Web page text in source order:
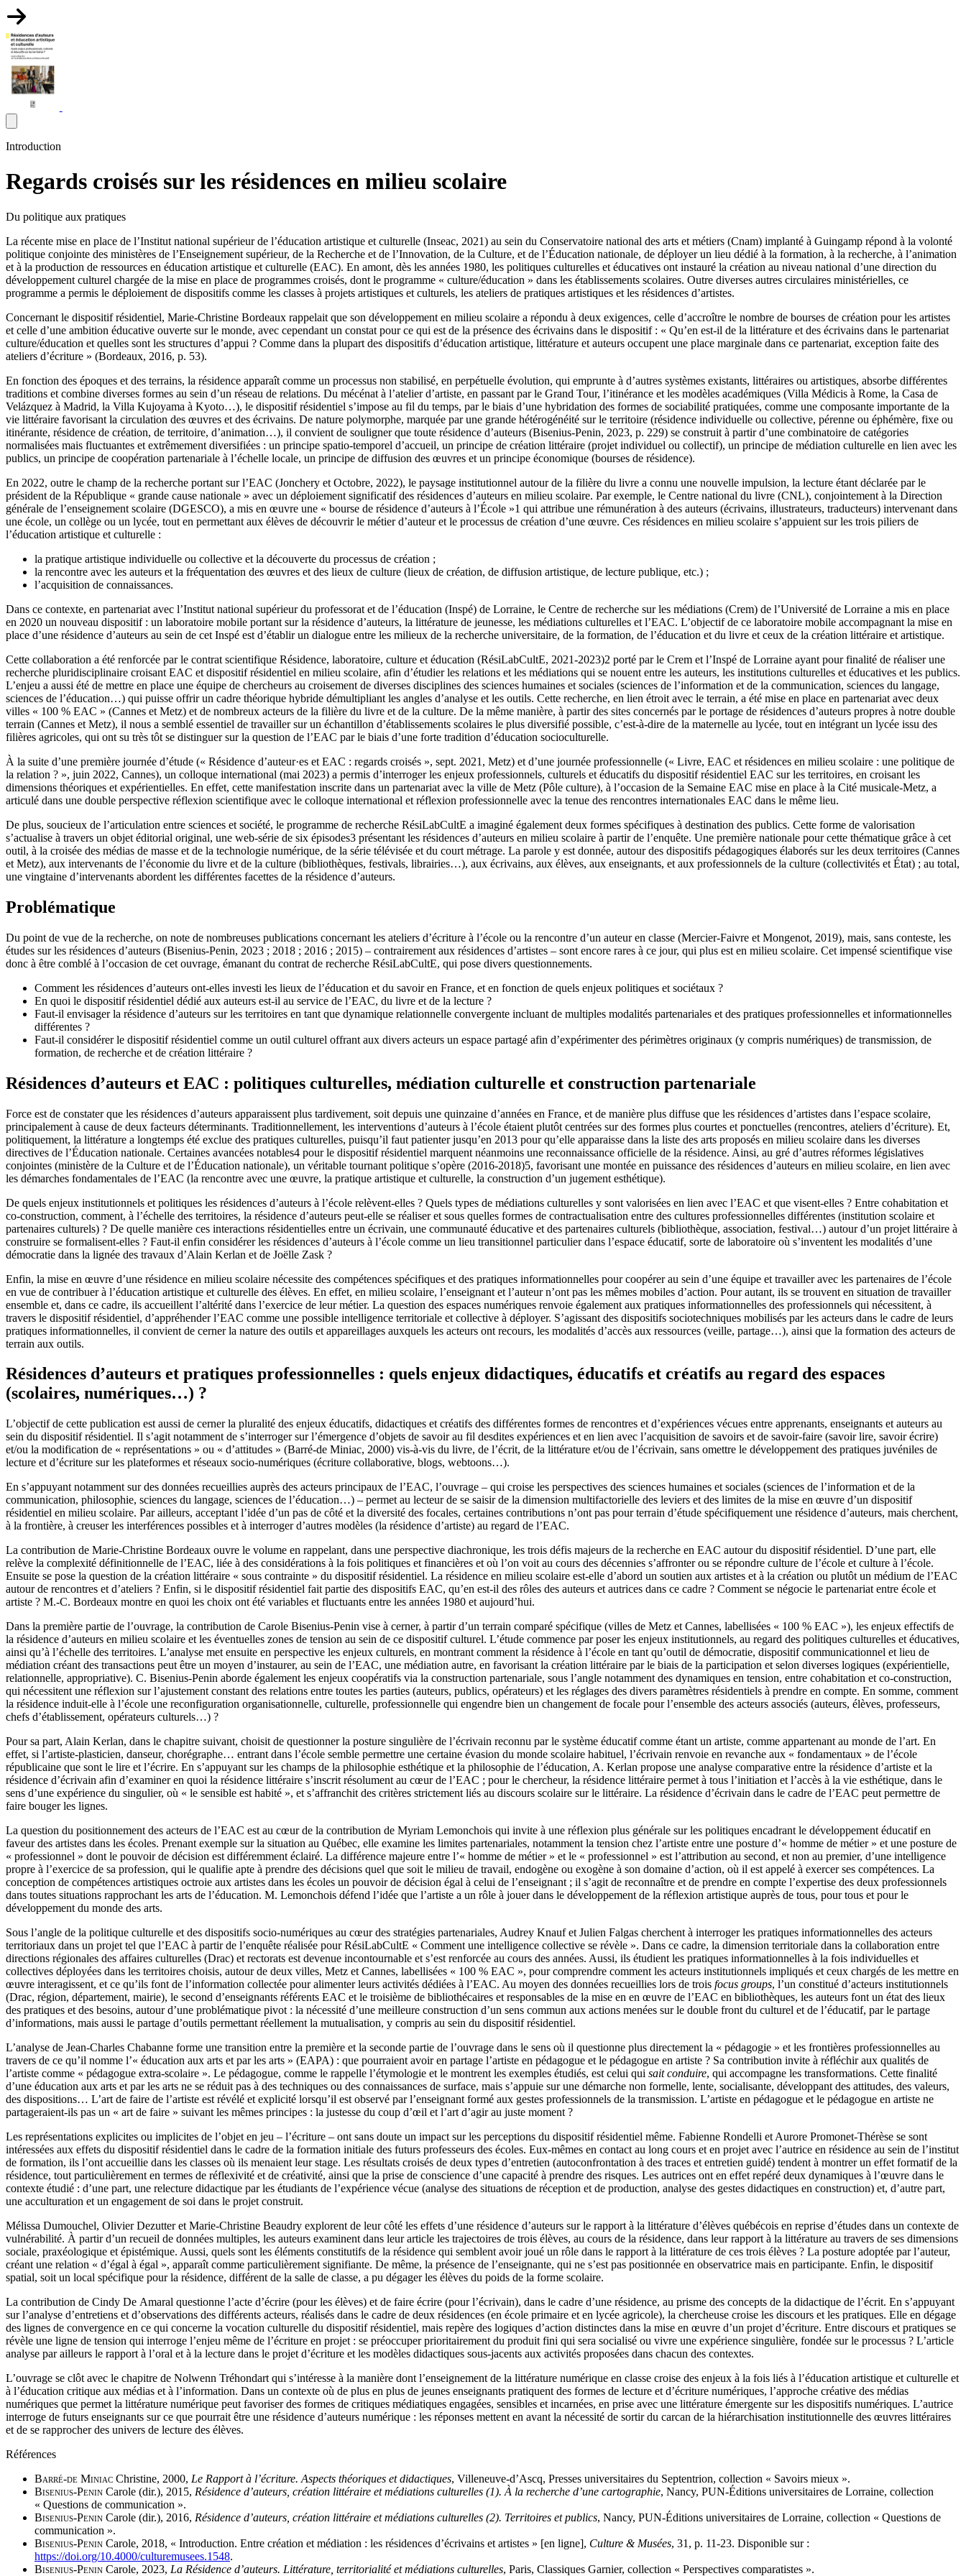
Introduction
Regards croisés sur les résidences en milieu scolaire
Du politique aux pratiques
La récente mise en place de l’Institut national supérieur de l’éducation artistique et culturelle (Inseac, 2021) au sein du Conservatoire national des arts et métiers (Cnam) implanté à Guingamp répond à la volonté
politique conjointe des ministères de l’Enseignement supérieur, de la Recherche et de l’Innovation, de la Culture, et de l’Éducation nationale, de déployer un lieu dédié à la formation, à la recherche, à l’animation
et à la production de ressources en éducation artistique et culturelle (EAC). En amont, dès les années 1980, les politiques culturelles et éducatives ont instauré la création au niveau national d’une direction du
développement culturel chargée de la mise en place de programmes croisés, dont le programme « culture/éducation » dans les établissements scolaires. Outre diverses autres circulaires ministérielles, ce
programme a permis le déploiement de dispositifs comme les classes à projets artistiques et culturels, les ateliers de pratiques artistiques et les résidences d’artistes.
Concernant le dispositif résidentiel, Marie-Christine Bordeaux rappelait que son développement en milieu scolaire a répondu à deux exigences, celle d’accroître le nombre de bourses de création pour les artistes
et celle d’une ambition éducative ouverte sur le monde, avec cependant un constat pour ce qui est de la présence des écrivains dans le dispositif : « Qu’en est-il de la littérature et des écrivains dans le partenariat
culture/éducation et quelles sont les structures d’appui ? Comme dans la plupart des dispositifs d’éducation artistique, littérature et auteurs occupent une place marginale dans ce partenariat, exception faite des
ateliers d’écriture » (Bordeaux, 2016, p. 53).
En fonction des époques et des terrains, la résidence apparaît comme un processus non stabilisé, en perpétuelle évolution, qui emprunte à d’autres systèmes existants, littéraires ou artistiques, absorbe différentes
traditions et combine diverses formes au sein d’un réseau de relations. Du mécénat à l’atelier d’artiste, en passant par le Grand Tour, l’itinérance et les modèles académiques (Villa Médicis à Rome, la Casa de
Velázquez à Madrid, la Villa Kujoyama à Kyoto…), le dispositif résidentiel s’impose au fil du temps, par le biais d’une hybridation des formes de sociabilité pratiquées, comme une composante importante de la
vie littéraire favorisant la circulation des œuvres et des écrivains. De nature polymorphe, marquée par une grande hétérogénéité sur le territoire (résidence individuelle ou collective, pérenne ou éphémère, fixe ou
itinérante, résidence de création, de territoire, d’animation…), il convient de souligner que toute résidence d’auteurs (Bisenius-Penin, 2023, p. 229) se construit à partir d’une combinatoire de catégories
normalisées mais fluctuantes et extrêmement diversifiées : un principe spatio-temporel d’accueil, un principe de création littéraire (projet individuel ou collectif), un principe de médiation culturelle en lien avec les
publics, un principe de coopération partenariale à l’échelle locale, un principe de diffusion des œuvres et un principe économique (bourses de résidence).
En 2022, outre le champ de la recherche portant sur l’EAC (Jonchery et Octobre, 2022), le paysage institutionnel autour de la filière du livre a connu une nouvelle impulsion, la lecture étant déclarée par le
président de la République « grande cause nationale » avec un déploiement significatif des résidences d’auteurs en milieu scolaire. Par exemple, le Centre national du livre (CNL), conjointement à la Direction
générale de l’enseignement scolaire (DGESCO), a mis en œuvre une « bourse de résidence d’auteurs à l’École »1 qui attribue une rémunération à des auteurs (écrivains, illustrateurs, traducteurs) intervenant dans
une école, un collège ou un lycée, tout en permettant aux élèves de découvrir le métier d’auteur et le processus de création d’une œuvre. Ces résidences en milieu scolaire s’appuient sur les trois piliers de
l’éducation artistique et culturelle :
la pratique artistique individuelle ou collective et la découverte du processus de création ;
la rencontre avec les auteurs et la fréquentation des œuvres et des lieux de culture (lieux de création, de diffusion artistique, de lecture publique, etc.) ;
l’acquisition de connaissances.
Dans ce contexte, en partenariat avec l’Institut national supérieur du professorat et de l’éducation (Inspé) de Lorraine, le Centre de recherche sur les médiations (Crem) de l’Université de Lorraine a mis en place
en 2020 un nouveau dispositif : un laboratoire mobile portant sur la résidence d’auteurs, la littérature de jeunesse, les médiations culturelles et l’EAC. L’objectif de ce laboratoire mobile accompagnant la mise en
place d’une résidence d’auteurs au sein de cet Inspé est d’établir un dialogue entre les milieux de la recherche universitaire, de la formation, de l’éducation et du livre et ceux de la création littéraire et artistique.
Cette collaboration a été renforcée par le contrat scientifique Résidence, laboratoire, culture et éducation (RésiLabCultE, 2021-2023)2 porté par le Crem et l’Inspé de Lorraine ayant pour finalité de réaliser une
recherche pluridisciplinaire croisant EAC et dispositif résidentiel en milieu scolaire, afin d’étudier les relations et les médiations qui se nouent entre les auteurs, les institutions culturelles et éducatives et les publics.
L’enjeu a aussi été de mettre en place une équipe de chercheurs au croisement de diverses disciplines des sciences humaines et sociales (sciences de l’information et de la communication, sciences du langage,
sciences de l’éducation…) qui puisse offrir un cadre théorique hybride démultipliant les angles d’analyse et les outils. Cette recherche, en lien étroit avec le terrain, a été mise en place en partenariat avec deux
villes « 100 % EAC » (Cannes et Metz) et de nombreux acteurs de la filière du livre et de la culture. De la même manière, à partir des sites concernés par le portage de résidences d’auteurs propres à notre double
terrain (Cannes et Metz), il nous a semblé essentiel de travailler sur un échantillon d’établissements scolaires le plus diversifié possible, c’est-à-dire de la maternelle au lycée, tout en intégrant un lycée issu des
filières agricoles, qui ont su très tôt se distinguer sur la question de l’EAC par le biais d’une forte tradition d’éducation socioculturelle.
À la suite d’une première journée d’étude (« Résidence d’auteur·es et EAC : regards croisés », sept. 2021, Metz) et d’une journée professionnelle (« Livre, EAC et résidences en milieu scolaire : une politique de
la relation ? », juin 2022, Cannes), un colloque international (mai 2023) a permis d’interroger les enjeux professionnels, culturels et éducatifs du dispositif résidentiel EAC sur les territoires, en croisant les
dimensions théoriques et expérientielles. En effet, cette manifestation inscrite dans un partenariat avec la ville de Metz (Pôle culture), à l’occasion de la Semaine EAC mise en place à la Cité musicale-Metz, a
articulé dans une double perspective réflexion scientifique avec le colloque international et réflexion professionnelle avec la tenue des rencontres internationales EAC dans le même lieu.
De plus, soucieux de l’articulation entre sciences et société, le programme de recherche RésiLabCultE a imaginé également deux formes spécifiques à destination des publics. Cette forme de valorisation
s’actualise à travers un objet éditorial original, une web-série de six épisodes3 présentant les résidences d’auteurs en milieu scolaire à partir de l’enquête. Une première nationale pour cette thématique grâce à cet
outil, à la croisée des médias de masse et de la technologie numérique, de la série télévisée et du court métrage. La parole y est donnée, autour des dispositifs pédagogiques élaborés sur les deux territoires (Cannes
et Metz), aux intervenants de l’économie du livre et de la culture (bibliothèques, festivals, librairies…), aux écrivains, aux élèves, aux enseignants, et aux professionnels de la culture (collectivités et État) ; au total,
une vingtaine d’intervenants abordent les différentes facettes de la résidence d’auteurs.
Problématique
Du point de vue de la recherche, on note de nombreuses publications concernant les ateliers d’écriture à l’école ou la rencontre d’un auteur en classe (Mercier-Faivre et Mongenot, 2019), mais, sans conteste, les
études sur les résidences d’auteurs (Bisenius-Penin, 2023 ; 2018 ; 2016 ; 2015) – contrairement aux résidences d’artistes – sont encore rares à ce jour, qui plus est en milieu scolaire. Cet impensé scientifique vise
donc à être comblé à l’occasion de cet ouvrage, émanant du contrat de recherche RésiLabCultE, qui pose divers questionnements.
Comment les résidences d’auteurs ont-elles investi les lieux de l’éducation et du savoir en France, et en fonction de quels enjeux politiques et sociétaux ?
En quoi le dispositif résidentiel dédié aux auteurs est-il au service de l’EAC, du livre et de la lecture ?
Faut-il envisager la résidence d’auteurs sur les territoires en tant que dynamique relationnelle convergente incluant de multiples modalités partenariales et des pratiques professionnelles et informationnelles
différentes ?
Faut-il considérer le dispositif résidentiel comme un outil culturel offrant aux divers acteurs un espace partagé afin d’expérimenter des périmètres originaux (y compris numériques) de transmission, de
formation, de recherche et de création littéraire ?
Résidences d’auteurs et EAC : politiques culturelles, médiation culturelle et construction partenariale
Force est de constater que les résidences d’auteurs apparaissent plus tardivement, soit depuis une quinzaine d’années en France, et de manière plus diffuse que les résidences d’artistes dans l’espace scolaire,
principalement à cause de deux facteurs déterminants. Traditionnellement, les interventions d’auteurs à l’école étaient plutôt centrées sur des formes plus courtes et ponctuelles (rencontres, ateliers d’écriture). Et,
politiquement, la littérature a longtemps été exclue des pratiques culturelles, puisqu’il faut patienter jusqu’en 2013 pour qu’elle apparaisse dans la liste des arts proposés en milieu scolaire dans les diverses
directives de l’Éducation nationale. Certaines avancées notables4 pour le dispositif résidentiel marquent néanmoins une reconnaissance officielle de la résidence. Ainsi, au gré d’autres réformes législatives
conjointes (ministère de la Culture et de l’Éducation nationale), un véritable tournant politique s’opère (2016‑2018)5, favorisant une montée en puissance des résidences d’auteurs en milieu scolaire, en lien avec
les démarches fondamentales de l’EAC (la rencontre avec une œuvre, la pratique artistique et culturelle, la construction d’un jugement esthétique).
De quels enjeux institutionnels et politiques les résidences d’auteurs à l’école relèvent-elles ? Quels types de médiations culturelles y sont valorisées en lien avec l’EAC et que visent-elles ? Entre cohabitation et
co-construction, comment, à l’échelle des territoires, la résidence d’auteurs peut-elle se réaliser et sous quelles formes de contractualisation entre des cultures professionnelles différentes (institution scolaire et
partenaires culturels) ? De quelle manière ces interactions résidentielles entre un écrivain, une communauté éducative et des partenaires culturels (bibliothèque, association, festival…) autour d’un projet littéraire à
construire se formalisent-elles ? Faut-il enfin considérer les résidences d’auteurs à l’école comme un lieu transitionnel particulier dans l’espace éducatif, sorte de laboratoire où s’inventent les modalités d’une
démocratie dans la lignée des travaux d’Alain Kerlan et de Joëlle Zask ?
Enfin, la mise en œuvre d’une résidence en milieu scolaire nécessite des compétences spécifiques et des pratiques informationnelles pour coopérer au sein d’une équipe et travailler avec les partenaires de l’école
en vue de contribuer à l’éducation artistique et culturelle des élèves. En effet, en milieu scolaire, l’enseignant et l’auteur n’ont pas les mêmes mobiles d’action. Pour autant, ils se trouvent en situation de travailler
ensemble et, dans ce cadre, ils accueillent l’altérité dans l’exercice de leur métier. La question des espaces numériques renvoie également aux pratiques informationnelles des professionnels qui nécessitent, à
travers le dispositif résidentiel, d’appréhender l’EAC comme une possible intelligence territoriale et collective à déployer. S’agissant des dispositifs sociotechniques mobilisés par les acteurs dans le cadre de leurs
pratiques informationnelles, il convient de cerner la nature des outils et appareillages auxquels les acteurs ont recours, les modalités d’accès aux ressources (veille, partage…), ainsi que la formation des acteurs de
terrain aux outils.
Résidences d’auteurs et pratiques professionnelles : quels enjeux didactiques, éducatifs et créatifs au regard des espaces
(scolaires, numériques…) ?
L’objectif de cette publication est aussi de cerner la pluralité des enjeux éducatifs, didactiques et créatifs des différentes formes de rencontres et d’expériences vécues entre apprenants, enseignants et auteurs au
sein du dispositif résidentiel. Il s’agit notamment de s’interroger sur l’émergence d’objets de savoir au fil desdites expériences et en lien avec l’acquisition de savoirs et de savoir-faire (savoir lire, savoir écrire)
et/ou la modification de « représentations » ou « d’attitudes » (Barré-de Miniac, 2000) vis-à-vis du livre, de l’écrit, de la littérature et/ou de l’écrivain, sans omettre le développement des pratiques juvéniles de
lecture et d’écriture sur les plateformes et réseaux socio-numériques (écriture collaborative, blogs, webtoons…).
En s’appuyant notamment sur des données recueillies auprès des acteurs principaux de l’EAC, l’ouvrage – qui croise les perspectives des sciences humaines et sociales (sciences de l’information et de la
communication, philosophie, sciences du langage, sciences de l’éducation…) – permet au lecteur de se saisir de la dimension multifactorielle des leviers et des limites de la mise en œuvre d’un dispositif
résidentiel en milieu scolaire. Par ailleurs, acceptant l’idée d’un pas de côté et la diversité des focales, certaines contributions n’ont pas pour terrain d’étude spécifiquement une résidence d’auteurs, mais cherchent,
à la frontière, à creuser les interférences possibles et à interroger d’autres modèles (la résidence d’artiste) au regard de l’EAC.
La contribution de Marie-Christine Bordeaux ouvre le volume en rappelant, dans une perspective diachronique, les trois défis majeurs de la recherche en EAC autour du dispositif résidentiel. D’une part, elle
relève la complexité définitionnelle de l’EAC, liée à des considérations à la fois politiques et financières et où l’on voit au cours des décennies s’affronter ou se répondre culture de l’école et culture à l’école.
Ensuite se pose la question de la création littéraire « sous contrainte » du dispositif résidentiel. La résidence en milieu scolaire est-elle d’abord un soutien aux artistes et à la création ou plutôt un médium de l’EAC
autour de rencontres et d’ateliers ? Enfin, si le dispositif résidentiel fait partie des dispositifs EAC, qu’en est-il des rôles des auteurs et autrices dans ce cadre ? Comment se négocie le partenariat entre école et
artiste ? M.‑C. Bordeaux montre en quoi les choix ont été variables et fluctuants entre les années 1980 et aujourd’hui.
Dans la première partie de l’ouvrage, la contribution de Carole Bisenius-Penin vise à cerner, à partir d’un terrain comparé spécifique (villes de Metz et Cannes, labellisées « 100 % EAC »), les enjeux effectifs de
la résidence d’auteurs en milieu scolaire et les éventuelles zones de tension au sein de ce dispositif culturel. L’étude commence par poser les enjeux institutionnels, au regard des politiques culturelles et éducatives,
ainsi qu’à l’échelle des territoires. L’analyse met ensuite en perspective les enjeux culturels, en montrant comment la résidence à l’école en tant qu’outil de démocratie, dispositif communicationnel et lieu de
médiation créant des transactions peut être un moyen d’instaurer, au sein de l’EAC, une médiation autre, en favorisant la création littéraire par le biais de la participation et selon diverses logiques (expérientielle,
relationnelle, appropriative). C. Bisenius-Penin aborde également les enjeux coopératifs via la construction partenariale, sous l’angle notamment des dynamiques en tension, entre cohabitation et co-construction,
qui nécessitent une réflexion sur l’ajustement constant des relations entre toutes les parties (auteurs, publics, opérateurs) et les réglages des divers paramètres résidentiels à prendre en compte. En somme, comment
la résidence induit-elle à l’école une reconfiguration organisationnelle, culturelle, professionnelle qui engendre bien un changement de focale pour l’ensemble des acteurs associés (auteurs, élèves, professeurs,
chefs d’établissement, opérateurs culturels…) ?
Pour sa part, Alain Kerlan, dans le chapitre suivant, choisit de questionner la posture singulière de l’écrivain reconnu par le système éducatif comme étant un artiste, comme appartenant au monde de l’art. En
effet, si l’artiste-plasticien, danseur, chorégraphe… entrant dans l’école semble permettre une certaine évasion du monde scolaire habituel, l’écrivain renvoie en revanche aux « fondamentaux » de l’école
républicaine que sont le lire et l’écrire. En s’appuyant sur les champs de la philosophie esthétique et la philosophie de l’éducation, A. Kerlan propose une analyse comparative entre la résidence d’artiste et la
résidence d’écrivain afin d’examiner en quoi la résidence littéraire s’inscrit résolument au cœur de l’EAC ; pour le chercheur, la résidence littéraire permet à tous l’initiation et l’accès à la vie esthétique, dans le
sens d’une expérience du singulier, où « le sensible est habité », et s’affranchit des critères strictement liés au discours scolaire sur le littéraire. La résidence d’écrivain dans le cadre de l’EAC peut permettre de
faire bouger les lignes.
La question du positionnement des acteurs de l’EAC est au cœur de la contribution de Myriam Lemonchois qui invite à une réflexion plus générale sur les politiques encadrant le développement éducatif en
faveur des artistes dans les écoles. Prenant exemple sur la situation au Québec, elle examine les limites partenariales, notamment la tension chez l’artiste entre une posture d’« homme de métier » et une posture de
« professionnel » dont le pouvoir de décision est différemment éclairé. La différence majeure entre l’« homme de métier » et le « professionnel » est l’attribution au second, et non au premier, d’une intelligence
propre à l’exercice de sa profession, qui le qualifie apte à prendre des décisions quel que soit le milieu de travail, endogène ou exogène à son domaine d’action, où il est appelé à exercer ses compétences. La
conception de compétences artistiques octroie aux artistes dans les écoles un pouvoir de décision égal à celui de l’enseignant ; il s’agit de reconnaître et de prendre en compte l’expertise des deux professionnels
dans toutes situations rapprochant les arts de l’éducation. M. Lemonchois défend l’idée que l’artiste a un rôle à jouer dans le développement de la réflexion artistique auprès de tous, pour tous et pour le
développement du monde des arts.
Sous l’angle de la politique culturelle et des dispositifs socio-numériques au cœur des stratégies partenariales, Audrey Knauf et Julien Falgas cherchent à interroger les pratiques informationnelles des acteurs
territoriaux dans un projet tel que l’EAC à partir de l’enquête réalisée pour RésiLabCultE « Comment une intelligence collective se révèle ». Dans ce cadre, la dimension territoriale dans la collaboration entre
directions régionales des affaires culturelles (Drac) et rectorats est devenue incontournable et s’est renforcée au cours des années. Aussi, ils étudient les pratiques informationnelles à la fois individuelles et
collectives déployées dans les territoires choisis, autour de deux villes, Metz et Cannes, labellisées « 100 % EAC », pour comprendre comment les acteurs institutionnels impliqués et ceux chargés de les mettre en
œuvre interagissent, et ce qu’ils font de l’information collectée pour alimenter leurs activités dédiées à l’EAC. Au moyen des données recueillies lors de trois focus groups, l’un constitué d’acteurs institutionnels
(Drac, région, département, mairie), le second d’enseignants référents EAC et le troisième de bibliothécaires et responsables de la mise en en œuvre de l’EAC en bibliothèques, les auteurs font un état des lieux
des pratiques et des besoins, autour d’une problématique pivot : la nécessité d’une meilleure construction d’un sens commun aux actions menées sur le double front du culturel et de l’éducatif, par le partage
d’informations, mais aussi le partage d’outils permettant réellement la mutualisation, y compris au sein du dispositif résidentiel.
L’analyse de Jean-Charles Chabanne forme une transition entre la première et la seconde partie de l’ouvrage dans le sens où il questionne plus directement la « pédagogie » et les frontières professionnelles au
travers de ce qu’il nomme l’« éducation aux arts et par les arts » (EAPA) : que pourraient avoir en partage l’artiste en pédagogue et le pédagogue en artiste ? Sa contribution invite à réfléchir aux qualités de
l’artiste comme « pédagogue extra-scolaire ». Le pédagogue, comme le rappelle l’étymologie et le montrent les exemples étudiés, est celui qui sait conduire, qui accompagne les transformations. Cette finalité
d’une éducation aux arts et par les arts ne se réduit pas à des techniques ou des connaissances de surface, mais s’appuie sur une démarche non formelle, lente, socialisante, développant des attitudes, des valeurs,
des dispositions… L’art de faire de l’artiste est révélé et explicité lorsqu’il est observé par l’enseignant formé aux gestes professionnels de la transmission. L’artiste en pédagogue et le pédagogue en artiste ne
partageraient-ils pas un « art de faire » suivant les mêmes principes : la justesse du coup d’œil et l’art d’agir au juste moment ?
Les représentations explicites ou implicites de l’objet en jeu – l’écriture – ont sans doute un impact sur les perceptions du dispositif résidentiel même. Fabienne Rondelli et Aurore Promonet-Thérèse se sont
intéressées aux effets du dispositif résidentiel dans le cadre de la formation initiale des futurs professeurs des écoles. Eux-mêmes en contact au long cours et en projet avec l’autrice en résidence au sein de l’institut
de formation, ils l’ont accueillie dans les classes où ils menaient leur stage. Les résultats croisés de deux types d’entretien (autoconfrontation à des traces et entretien guidé) tendent à montrer un effet formatif de la
résidence, tout particulièrement en termes de réflexivité et de créativité, ainsi que la prise de conscience d’une capacité à prendre des risques. Les autrices ont en effet repéré deux dynamiques à l’œuvre dans le
contexte étudié : d’une part, une relecture didactique par les étudiants de l’expérience vécue (analyse des situations de réception et de production, analyse des gestes didactiques en construction) et, d’autre part,
une acculturation et un engagement de soi dans le projet construit.
Mélissa Dumouchel, Olivier Dezutter et Marie-Christine Beaudry explorent de leur côté les effets d’une résidence d’auteurs sur le rapport à la littérature d’élèves québécois en reprise d’études dans un contexte de
vulnérabilité. À partir d’un recueil de données multiples, les auteurs examinent dans leur article les trajectoires de trois élèves, au cours de la résidence, dans leur rapport à la littérature au travers de ses dimensions
sociale, praxéologique et épistémique. Aussi, quels sont les éléments constitutifs de la résidence qui semblent avoir joué un rôle dans le rapport à la littérature de ces trois élèves ? La posture adoptée par l’auteur,
créant une relation « d’égal à égal », apparaît comme particulièrement signifiante. De même, la présence de l’enseignante, qui ne s’est pas positionnée en observatrice mais en participante. Enfin, le dispositif
spatial, soit un local spécifique pour la résidence, différent de la salle de classe, a pu dégager les élèves du poids de la forme scolaire.
La contribution de Cindy De Amaral questionne l’acte d’écrire (pour les élèves) et de faire écrire (pour l’écrivain), dans le cadre d’une résidence, au prisme des concepts de la didactique de l’écrit. En s’appuyant
sur l’analyse d’entretiens et d’observations des différents acteurs, réalisés dans le cadre de deux résidences (en école primaire et en lycée agricole), la chercheuse croise les discours et les pratiques. Elle en dégage
des lignes de convergence en ce qui concerne la vocation culturelle du dispositif résidentiel, mais repère des logiques d’action distinctes dans la mise en œuvre d’un projet d’écriture. Entre discours et pratiques se
révèle une ligne de tension qui interroge l’enjeu même de l’écriture en projet : se préoccuper prioritairement du produit fini qui sera socialisé ou vivre une expérience singulière, fondée sur le processus ? L’article
analyse par ailleurs le rapport à l’oral et à la lecture dans le projet d’écriture et les modèles didactiques sous-jacents aux activités proposées dans chacun des contextes.
L’ouvrage se clôt avec le chapitre de Nolwenn Tréhondart qui s’intéresse à la manière dont l’enseignement de la littérature numérique en classe croise des enjeux à la fois liés à l’éducation artistique et culturelle et
à l’éducation critique aux médias et à l’information. Dans un contexte où de plus en plus de jeunes enseignants pratiquent des formes de lecture et d’écriture numériques, l’approche créative des médias
numériques que permet la littérature numérique peut favoriser des formes de critiques médiatiques engagées, sensibles et incarnées, en prise avec une littérature émergente sur les dispositifs numériques. L’autrice
interroge de futurs enseignants sur ce que pourrait être une résidence d’auteurs numérique : les réponses mettent en avant la nécessité de sortir du carcan de la hiérarchisation institutionnelle des œuvres littéraires
et de se rapprocher des univers de lecture des élèves.
Références
Barré-de Miniac Christine, 2000, Le Rapport à l’écriture. Aspects théoriques et didactiques, Villeneuve-d’Ascq, Presses universitaires du Septentrion, collection « Savoirs mieux ».
Bisenius-Penin Carole (dir.), 2015, Résidence d’auteurs, création littéraire et médiations culturelles (1). À la recherche d’une cartographie, Nancy, PUN-Éditions universitaires de Lorraine, collection
« Questions de communication ».
Bisenius-Penin Carole (dir.), 2016, Résidence d’auteurs, création littéraire et médiations culturelles (2). Territoires et publics, Nancy, PUN-Éditions universitaires de Lorraine, collection « Questions de
communication ».
Bisenius-Penin Carole, 2018, « Introduction. Entre création et médiation : les résidences d’écrivains et artistes » [en ligne], Culture & Musées, 31, p. 11‑23. Disponible sur :
https://doi.org/10.4000/culturemusees.1548.
Bisenius-Penin Carole, 2023, La Résidence d’auteurs. Littérature, territorialité et médiations culturelles, Paris, Classiques Garnier, collection « Perspectives comparatistes ».